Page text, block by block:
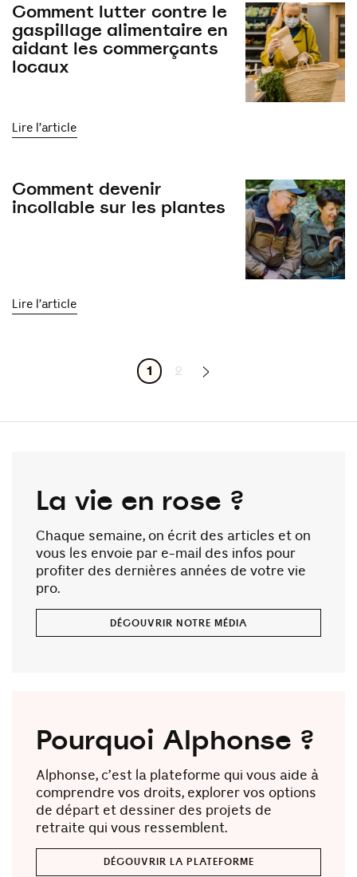
Comment lutter contre le
gaspillage alimentaire en
aidant les commerçants
locaux
Lire l’article
Comment devenir
incollable sur les plantes
Lire l’article
1 2
La vie en rose ?
Chaque semaine, on écrit des articles et on
vous les envoie par e-mail des infos pour
profiter des dernières années de votre vie
pro.
DÉCOUVRIR NOTRE MÉDIA
Pourquoi Alphonse ?
Alphonse, c’est la plateforme qui vous aide à
comprendre vos droits, explorer vos options
de départ et dessiner des projets de
retraite qui vous ressemblent.
DÉCOUVRIR LA PLATEFORME